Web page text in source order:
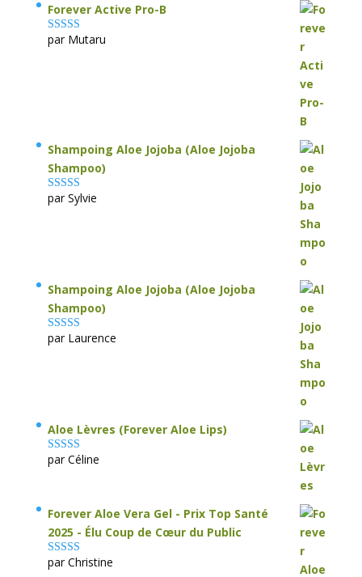
Forever Active Pro-B
Note4sur
par Mutaru
Shampoing Aloe Jojoba (Aloe Jojoba
Shampoo)
Note5sur 5
par Sylvie
Shampoing Aloe Jojoba (Aloe Jojoba
Shampoo)
Note5sur 5
par Laurence
Aloe Lèvres (Forever Aloe Lips)
Note5sur 5
par Céline
Forever Aloe Vera Gel - Prix Top Santé
2025 - Élu Coup de Cœur du Public
Note5sur 5
par Christine